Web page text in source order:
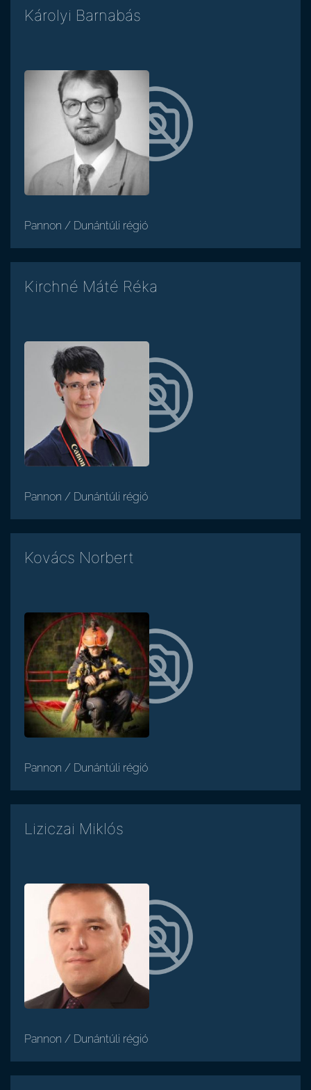
Károlyi Barnabás
Pannon / Dunántúli régió
Kirchné Máté Réka
Pannon / Dunántúli régió
Kovács Norbert
Pannon / Dunántúli régió
Liziczai Miklós
Pannon / Dunántúli régió